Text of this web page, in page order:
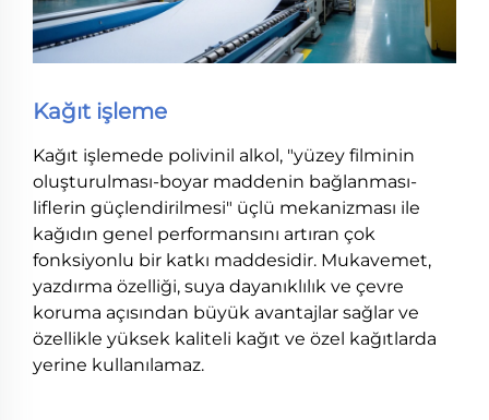
Kağıt işleme
Kağıt işlemede polivinil alkol, "yüzey filminin
oluşturulması-boyar maddenin bağlanması-
liflerin güçlendirilmesi" üçlü mekanizması ile
kağıdın genel performansını artıran çok
fonksiyonlu bir katkı maddesidir. Mukavemet,
yazdırma özelliği, suya dayanıklılık ve çevre
koruma açısından büyük avantajlar sağlar ve
özellikle yüksek kaliteli kağıt ve özel kağıtlarda
yerine kullanılamaz.